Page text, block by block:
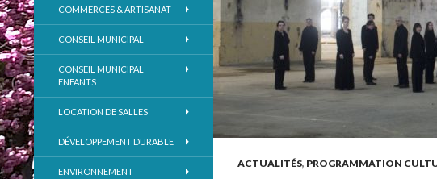
ACTUALITÉS, PROGRAMMATION
COMMERCES & ARTISANAT
CONSEIL MUNICIPAL
CONSEIL MUNICIPAL
ENFANTS
LOCATION DE SALLES
DÉVELOPPEMENT DURABLE
ENVIRONNEMENT